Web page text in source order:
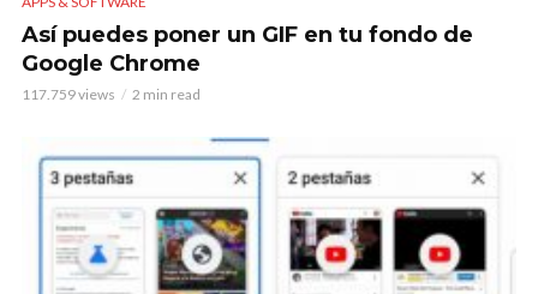
Así puedes poner un GIF en tu fondo de
Google Chrome
117.759 views 2 min read